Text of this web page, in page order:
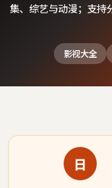
集、综艺与动漫；支持
影视大全
日